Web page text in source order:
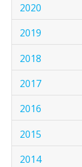
2020
2019
2018
2017
2016
2015
2014